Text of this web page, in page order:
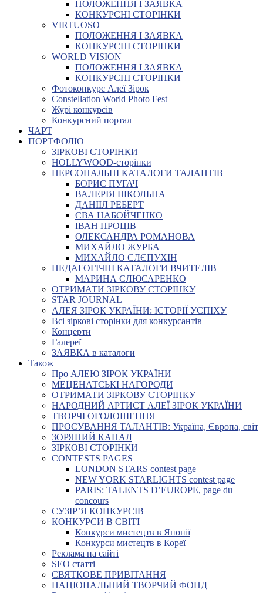
ПОЛОЖЕННЯ І ЗАЯВКА
КОНКУРСНІ СТОРІНКИ
VIRTUOSO
ПОЛОЖЕННЯ І ЗАЯВКА
КОНКУРСНІ СТОРІНКИ
WORLD VISION
ПОЛОЖЕННЯ І ЗАЯВКА
КОНКУРСНІ СТОРІНКИ
Фотоконкурс Алеї Зірок
Constellation World Photo Fest
Журі конкурсів
Конкурсний портал
ЧАРТ
ПОРТФОЛІО
ЗІРКОВІ СТОРІНКИ
HOLLYWOOD-сторінки
ПЕРСОНАЛЬНІ КАТАЛОГИ ТАЛАНТІВ
БОРИС ПУГАЧ
ВАЛЕРІЯ ШКОЛЬНА
ДАНІІЛ РЕБЕРТ
ЄВА НАБОЙЧЕНКО
ІВАН ПРОЦІВ
ОЛЕКСАНДРА РОМАНОВА
МИХАЙЛО ЖУРБА
МИХАЙЛО СЛЄПУХІН
ПЕДАГОГІЧНІ КАТАЛОГИ ВЧИТЕЛІВ
МАРИНА СЛЮСАРЕНКО
ОТРИМАТИ ЗІРКОВУ СТОРІНКУ
STAR JOURNAL
АЛЕЯ ЗІРОК УКРАЇНИ: ІСТОРІЇ УСПІХУ
Всі зіркові сторінки для конкурсантів
Концерти
Галереї
ЗАЯВКА в каталоги
Також
Про АЛЕЮ ЗІРОК УКРАЇНИ
МЕЦЕНАТСЬКІ НАГОРОДИ
ОТРИМАТИ ЗІРКОВУ СТОРІНКУ
НАРОДНИЙ АРТИСТ АЛЕЇ ЗІРОК УКРАЇНИ
ТВОРЧІ ОГОЛОШЕННЯ
ПРОСУВАННЯ ТАЛАНТІВ: Україна, Європа, світ
ЗОРЯНИЙ КАНАЛ
ЗІРКОВІ СТОРІНКИ
CONTESTS PAGES
LONDON STARS contest page
NEW YORK STARLIGHTS contest page
PARIS: TALENTS D’EUROPE, page du
concours
СУЗІР’Я КОНКУРСІВ
КОНКУРСИ В СВІТІ
Конкурси мистецтв в Японії
Конкурси мистецтв в Кореї
Реклама на сайті
SEO статті
СВЯТКОВЕ ПРИВІТАННЯ
НАЦІОНАЛЬНИЙ ТВОРЧИЙ ФОНД